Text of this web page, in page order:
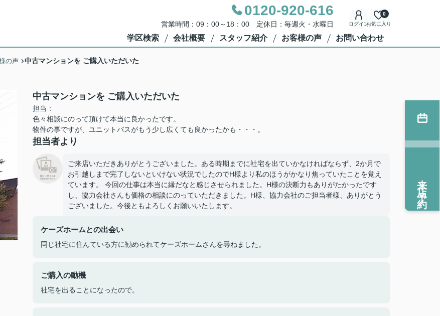
0120-920-616
営業時間：09：00～18：00 定休日：毎週火・水曜日 ログインお気に入り
0
学区検索 会社概要 スタッフ紹介 お客様の声 お問い合わせ
の声 中古マンションを ご購入いただいた
中古マンションを ご購入いただいた
担当：
色々相談にのって頂けて本当に良かったです。
物件の事ですが、ユニットバスがもう少し広くても良かったかも・・・。
担当者より
ご来店いただきありがとうございました。ある時期までに社宅を出ていかなければならず、2か月で
お引越しまで完了しないといけない状況でしたのでH様より私のほうがかなり焦っていたことを覚え
ています。 今回の仕事は本当に縁だなと感じさせられました。H様の決断力もありがたかったです
し、協力会社さんも価格の相談にのっていただきました。H様、協力会社のご担当者様、ありがとう
ございました。今後ともよろしくお願いいたします。
ケーズホームとの出会い
同じ社宅に住んている方に勧められてケーズホームさんを尋ねました。
ご購入の動機
社宅を出ることになったので。
来店予約